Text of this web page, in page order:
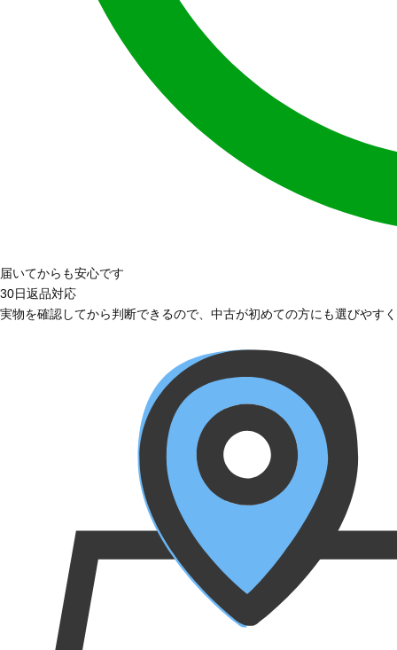
届いてからも安心です
30日返品対応
実物を確認してから判断できるので、中古が初めての方にも選びやす